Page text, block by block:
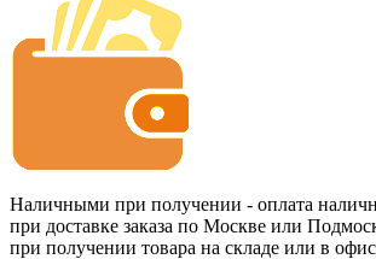
Наличными при получении - оплата
при доставке заказа по Москве или
при получении товара на складе или в